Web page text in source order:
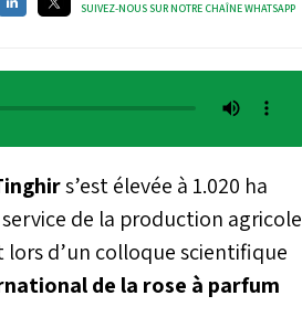
SUIVEZ-NOUS SUR NOTRE CHAÎNE WHATSAPP
s’est élevée à 1.020 ha
de la production agricole
d’un colloque scientifique
de la rose à parfum